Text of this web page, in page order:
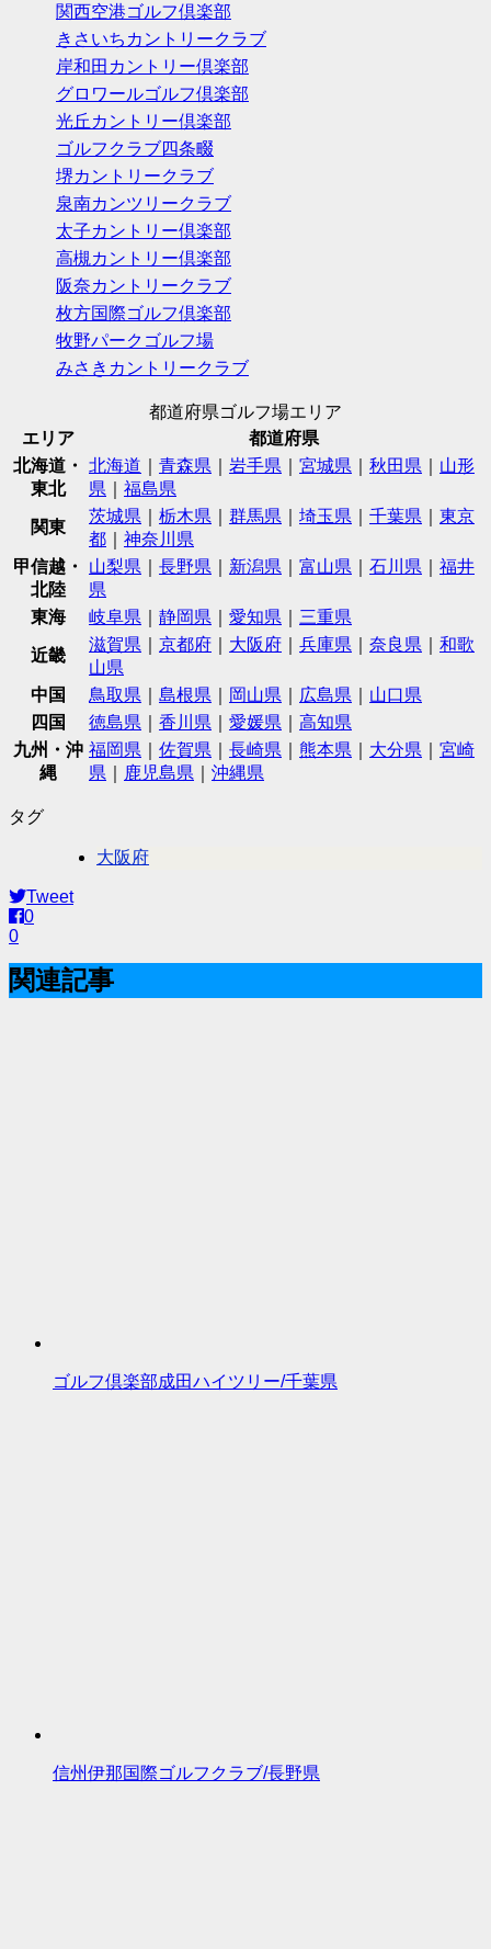
関西空港ゴルフ倶楽部
きさいちカントリークラブ
岸和田カントリー倶楽部
グロワールゴルフ倶楽部
光丘カントリー倶楽部
ゴルフクラブ四条畷
堺カントリークラブ
泉南カンツリークラブ
太子カントリー倶楽部
高槻カントリー倶楽部
阪奈カントリークラブ
枚方国際ゴルフ倶楽部
牧野パークゴルフ場
みさきカントリークラブ
都道府県ゴルフ場エリア
エリア
都道府県
北海道・
東北
北海道 青森県 岩手県 宮城県 秋田県
山形
県
福島県
関東
茨城県 栃木県 群馬県 埼玉県 千葉県
東京
都
神奈川県
甲信越・
北陸
山梨県 長野県 新潟県 富山県 石川県
福井
県
東海
岐阜県 静岡県 愛知県 三重県
近畿
滋賀県 京都府 大阪府 兵庫県 奈良県
和歌
山県
中国
鳥取県 島根県 岡山県 広島県
山口県
四国
徳島県 香川県 愛媛県
高知県
九州・沖
縄
福岡県 佐賀県 長崎県 熊本県 大分県
宮崎
県
鹿児島県 沖縄県
タグ
大阪府
Tweet
0
0
関連記事
ゴルフ倶楽部成田ハイツリー/千葉県
信州伊那国際ゴルフクラブ/長野県